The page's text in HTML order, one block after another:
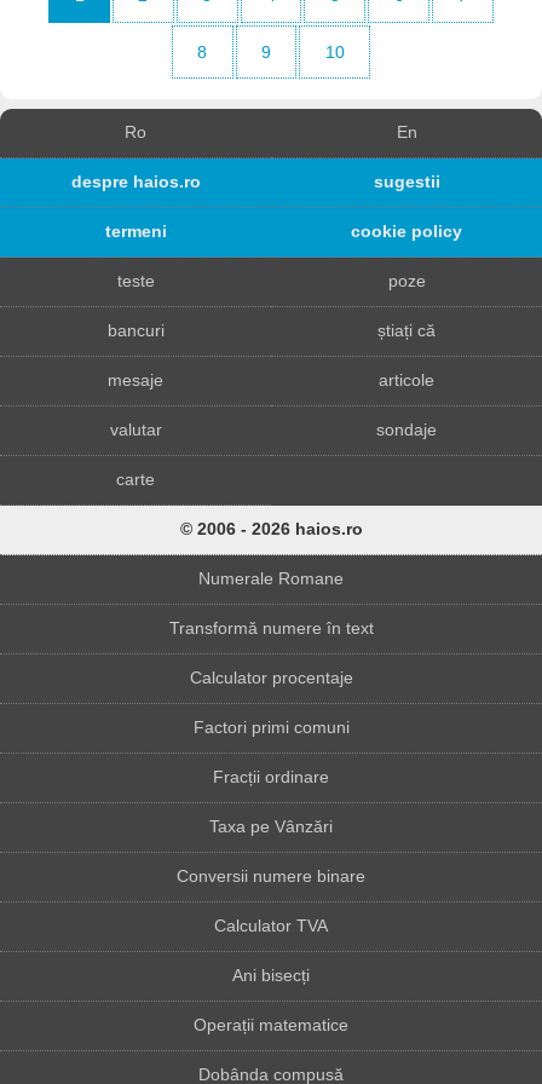
8 9 10
Ro En
despre haios.ro sugestii
termeni cookie policy
teste poze
bancuri știați că
mesaje articole
valutar sondaje
carte
© 2006 - 2026 haios.ro
Numerale Romane
Transformă numere în text
Calculator procentaje
Factori primi comuni
Fracții ordinare
Taxa pe Vânzări
Conversii numere binare
Calculator TVA
Ani bisecți
Operații matematice
Dobânda compusă